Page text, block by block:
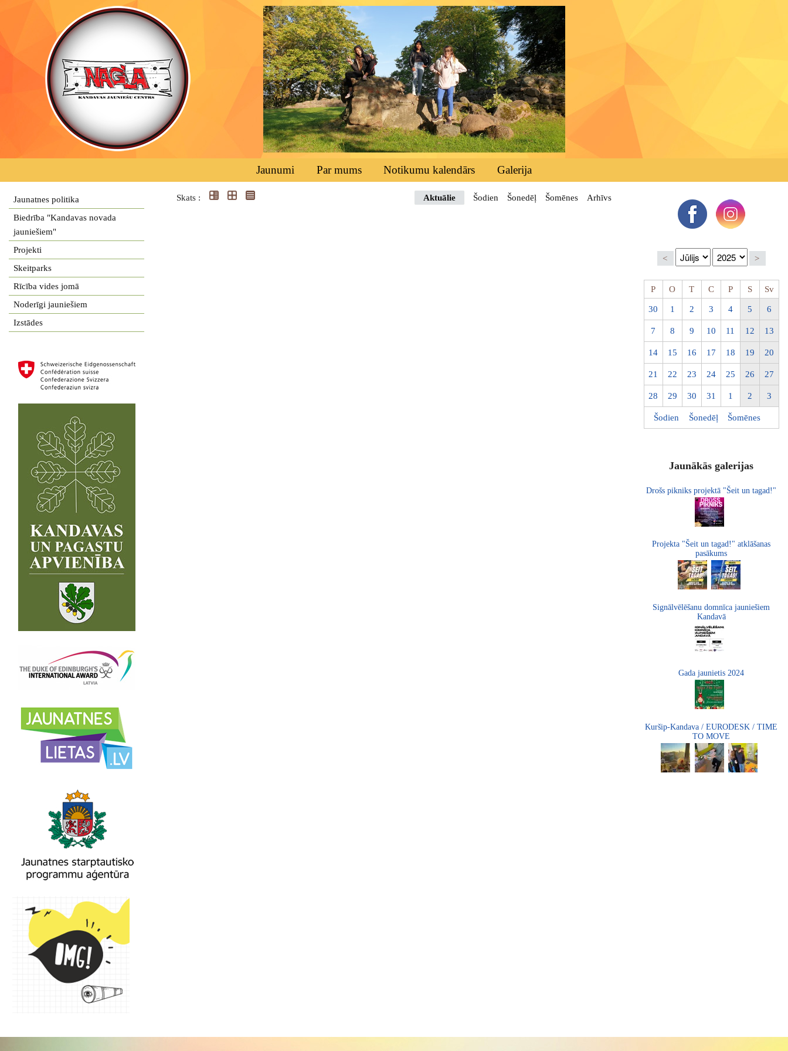
Jaunumi Par mums Notikumu kalendārs Galerija
Jaunatnes politika
Biedrība "Kandavas novada
jauniešiem"
Projekti
Skeitparks
Rīcība vides jomā
Noderīgi jauniešiem
Izstādes
Skats : Aktuālie Šodien Šonedēļ Šomēnes Arhīvs
< >
P O T C P S Sv
30 1 2 3 4 5 6
7 8 9 10 11 12 13
14 15 16 17 18 19 20
21 22 23 24 25 26 27
28 29 30 31 1 2 3
Šodien Šonedēļ Šomēnes
Jaunākās galerijas
Drošs pikniks projektā "Šeit un tagad!"
Projekta "Šeit un tagad!" atklāšanas
pasākums
Signālvēlēšanu domnīca jauniešiem
Kandavā
Gada jaunietis 2024
Kuršip-Kandava / EURODESK / TIME
TO MOVE